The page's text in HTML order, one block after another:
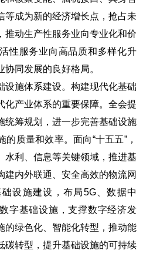
等成为新的经济增长点，抢占未
推动生产性服务业向专业化和价
性服务业向高品质和多样化升
同发展的良好格局。
设施体系建设。构建现代化基础
化产业体系的重要保障。全会提
统筹规划，进一步完善基础设施
的质量和效率。面向“十五五”，
水利、信息等关键领域，推进基
建内外联通、安全高效的物流网
设施建设，布局5G、数据中
字基础设施，支撑数字经济发
的绿色化、智能化转型，推动能
碳转型，提升基础设施的可持续